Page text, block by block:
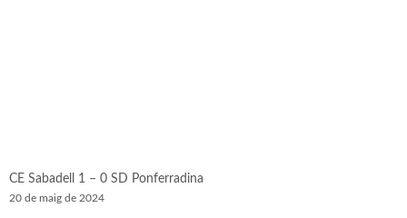
CE Sabadell 1 – 0 SD Ponferradina
20 de maig de 2024